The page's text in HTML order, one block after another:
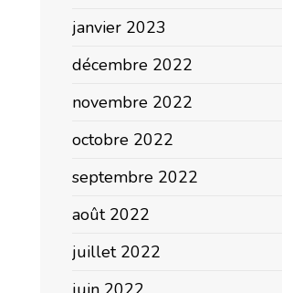
janvier 2023
décembre 2022
novembre 2022
octobre 2022
septembre 2022
août 2022
juillet 2022